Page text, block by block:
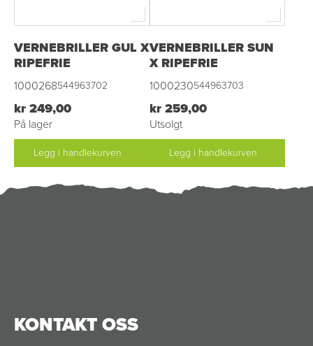
VERNEBRILLER GUL X
RIPEFRIE
1000268544963702
kr 249,00
På lager
Legg i handlekurven
VERNEBRILLER SUN
X RIPEFRIE
1000230544963703
kr 259,00
Utsolgt
Legg i handlekurven
KONTAKT OSS